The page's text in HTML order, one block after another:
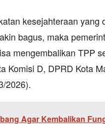
kesejahteraan yang
bagus, maka
mengembalikan TPP
Komisi D, DPRD Kota
2026).
Agar Kembalikan